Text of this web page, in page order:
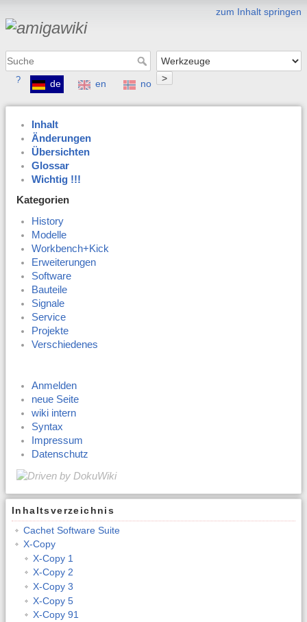
zum Inhalt springen
>
? de en no
Inhalt
Änderungen
Übersichten
Glossar
Wichtig !!!
Kategorien
History
Modelle
Workbench+Kick
Erweiterungen
Software
Bauteile
Signale
Service
Projekte
Verschiedenes
Anmelden
neue Seite
wiki intern
Syntax
Impressum
Datenschutz
Inhaltsverzeichnis
Cachet Software Suite
X-Copy
X-Copy 1
X-Copy 2
X-Copy 3
X-Copy 5
X-Copy 91